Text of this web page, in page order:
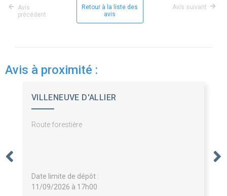
Avis
précédent
Retour à la liste des
avis
Avis suivant
Avis à proximité :
VILLENEUVE D'ALLIER
Route forestière
Date limite de dépôt :
11/09/2026 à 17h00